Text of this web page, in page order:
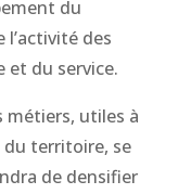
du
l’activité des
et du service.
métiers, utiles à
du territoire, se
de densifier